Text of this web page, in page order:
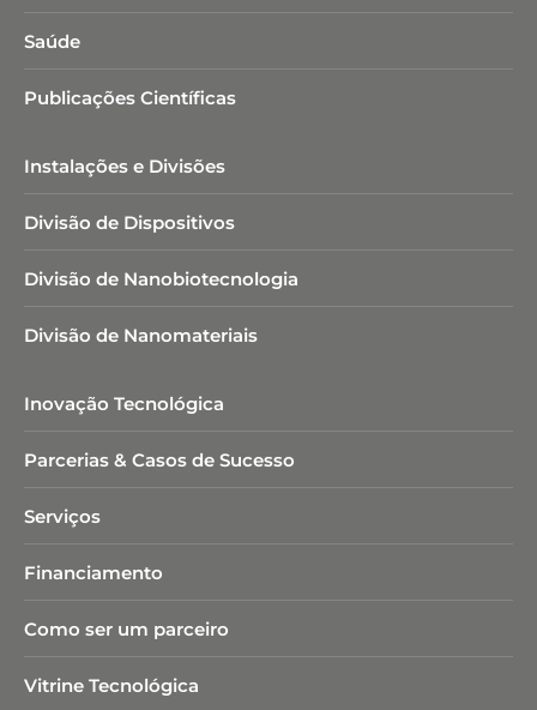
Saúde
Publicações Científicas
Instalações e Divisões
Divisão de Dispositivos
Divisão de Nanobiotecnologia​
Divisão de Nanomateriais
Inovação Tecnológica
Parcerias & Casos de Sucesso
Serviços
Financiamento
Como ser um parceiro
Vitrine Tecnológica